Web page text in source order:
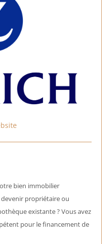
bien immobilier
propriétaire ou
existante ? Vous avez
pour le financement de